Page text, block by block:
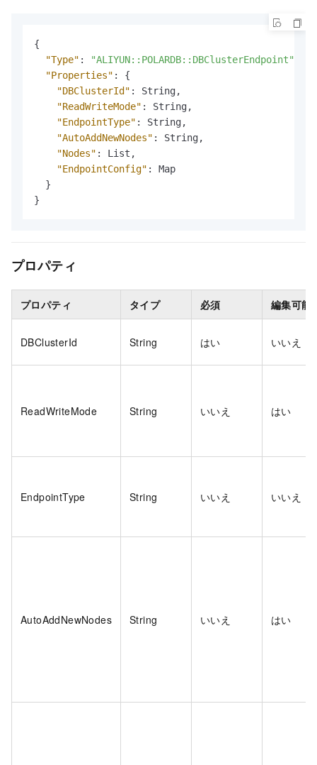
{
"Type" : "ALIYUN::POLARDB::DBClusterEndpoint"
"Properties" :
{
"DBClusterId" : String,
"ReadWriteMode" : String,
"EndpointType" : String,
"AutoAddNewNodes" : String,
"Nodes" : List ,
"EndpointConfig" :
Map
}
}
プロパティ
プロパティ タイプ 必須 編集可能
DBClusterId String はい いいえ
ReadWriteMode String いいえ はい
EndpointType String いいえ いいえ
AutoAddNewNodes String いいえ はい